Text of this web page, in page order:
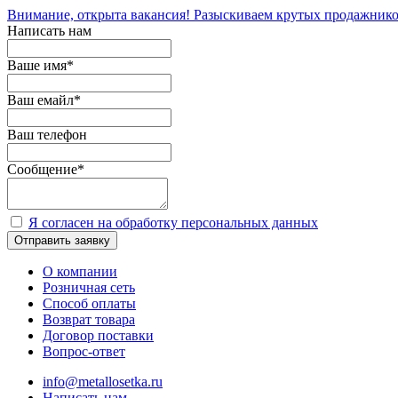
Внимание, открыта вакансия! Разыскиваем крутых
Написать нам
Ваше имя*
Ваш емайл*
Ваш телефон
Сообщение*
Я согласен на обработку персональных данных
Отправить заявку
О компании
Розничная сеть
Способ оплаты
Возврат товара
Договор поставки
Вопрос-ответ
info@metallosetka.ru